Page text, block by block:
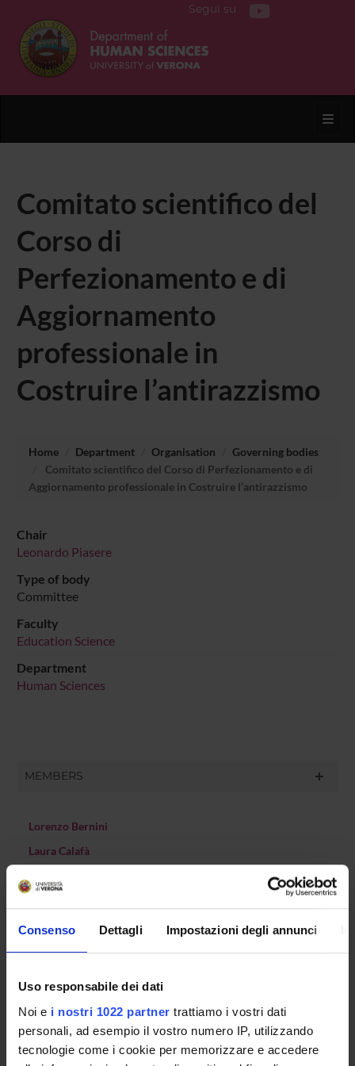
Consenso Dettagli Impostazioni degli annunci
Uso responsabile dei dati
Noi e i nostri 1022 partner trattiamo i vostri dati
personali, ad esempio il vostro numero IP, utilizzando
tecnologie come i cookie per memorizzare e accedere
Segui su
Comitato scientifico del
Corso di
Perfezionamento e di
Aggiornamento
professionale in
Costruire l’antirazzismo
Home Department Organisation
Governing bodies
Comitato scientifico del Corso di Perfezionamento e di
Aggiornamento professionale in Costruire l’antirazzismo
Chair
Leonardo Piasere
Type of body
Committee
Faculty
Education Science
Department
Human Sciences
MEMBERS
Lorenzo Bernini
Laura Calafà
Valentina Moro
Simone Pernigo
Carlotta Saletti Salza
Sabrina Tosi Cambini